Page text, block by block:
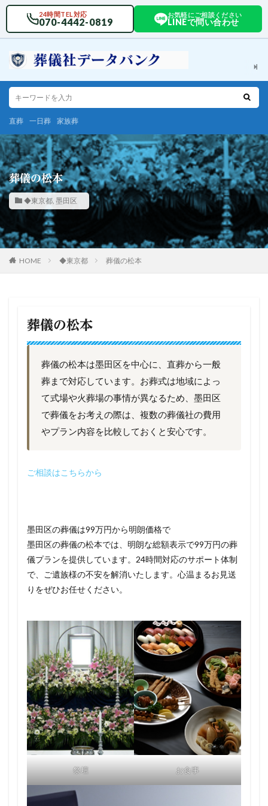
24時間TEL対応
070-4442-0819
お気軽にご相談ください
LINEで問い合わせ
直葬 一日葬 家族葬
葬儀の松本
◆東京都, 墨田区
HOME ◆東京都 葬儀の松本
葬儀の松本
葬儀の松本は墨田区を中心に、直葬から一般
葬まで対応しています。お葬式は地域によっ
て式場や火葬場の事情が異なるため、墨田区
で葬儀をお考えの際は、複数の葬儀社の費用
やプラン内容を比較しておくと安心です。
ご相談はこちらから
墨田区の葬儀は99万円から明朗価格で
墨田区の葬儀の松本では、明朗な総額表示で99万円の葬
儀プランを提供しています。24時間対応のサポート体制
で、ご遺族様の不安を解消いたします。心温まるお見送
りをぜひお任せください。
祭壇 お食事